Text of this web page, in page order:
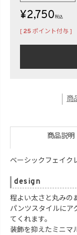
¥2,750 税込
[25ポイント付与 ]
商
商品説明
ベーシックフェイク
design
程よい太さと丸みの
パンツスタイルにア
てくれます。
装飾を抑えたミニマ